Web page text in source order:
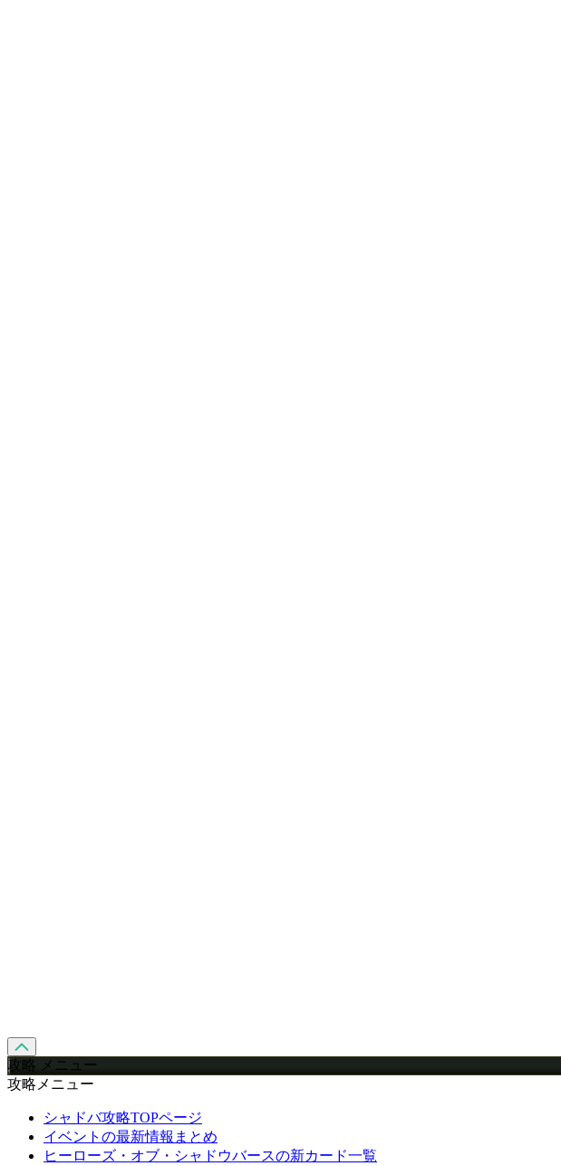
攻略 メニュー
攻略メニュー
シャドバ攻略TOPページ
イベントの最新情報まとめ
ヒーローズ・オブ・シャドウバースの新カード一覧